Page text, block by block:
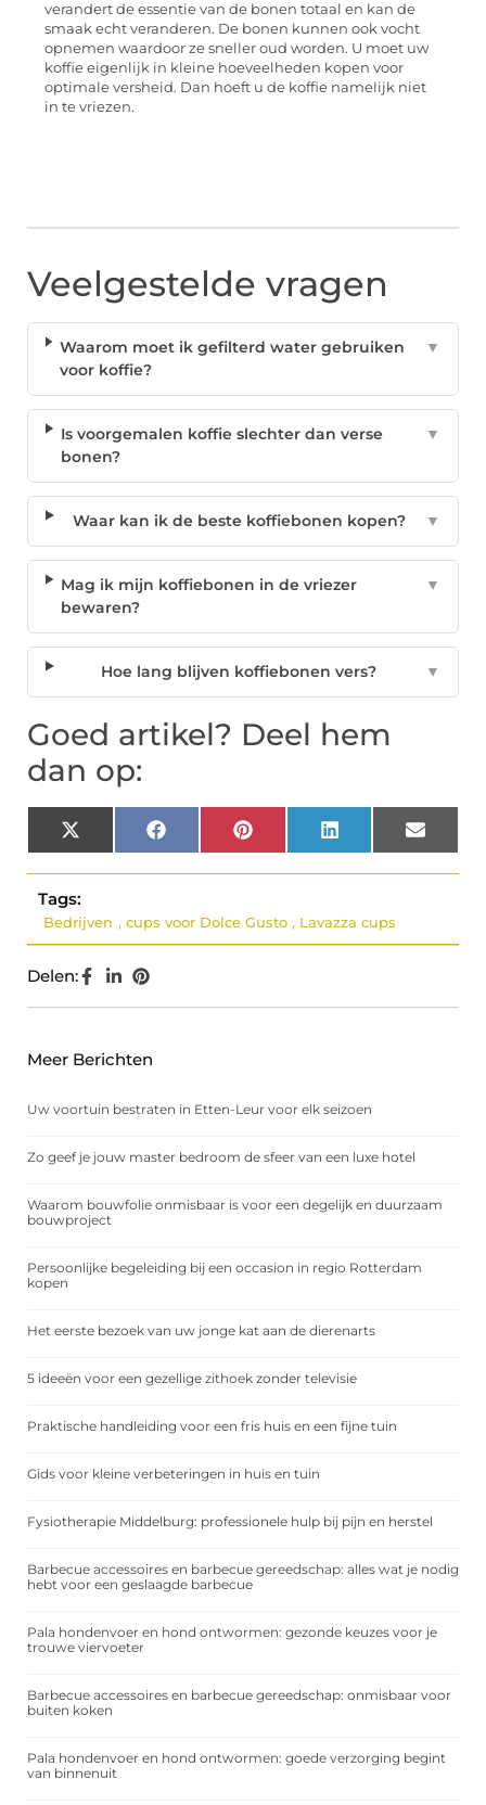
verandert de essentie van de bonen totaal en kan de
smaak echt veranderen. De bonen kunnen ook vocht
opnemen waardoor ze sneller oud worden. U moet uw
koffie eigenlijk in kleine hoeveelheden kopen voor
optimale versheid. Dan hoeft u de koffie namelijk niet
in te vriezen.
Veelgestelde vragen
Waarom moet ik gefilterd water gebruiken
voor koffie?
▼
Is voorgemalen koffie slechter dan verse
bonen?
▼
Waar kan ik de beste koffiebonen kopen? ▼
Mag ik mijn koffiebonen in de vriezer
bewaren?
▼
Hoe lang blijven koffiebonen vers? ▼
Goed artikel? Deel hem
dan op:
X
(Twitter)
Facebook Pinterest LinkedIn Email
Tags:
Bedrijven , cups voor Dolce Gusto , Lavazza cups
Delen:
Meer Berichten
Uw voortuin bestraten in Etten-Leur voor elk seizoen
Zo geef je jouw master bedroom de sfeer van een luxe hotel
Waarom bouwfolie onmisbaar is voor een degelijk en duurzaam
bouwproject
Persoonlijke begeleiding bij een occasion in regio Rotterdam
kopen
Het eerste bezoek van uw jonge kat aan de dierenarts
5 ideeën voor een gezellige zithoek zonder televisie
Praktische handleiding voor een fris huis en een fijne tuin
Gids voor kleine verbeteringen in huis en tuin
Fysiotherapie Middelburg: professionele hulp bij pijn en herstel
Barbecue accessoires en barbecue gereedschap: alles wat je nodig
hebt voor een geslaagde barbecue
Pala hondenvoer en hond ontwormen: gezonde keuzes voor je
trouwe viervoeter
Barbecue accessoires en barbecue gereedschap: onmisbaar voor
buiten koken
Pala hondenvoer en hond ontwormen: goede verzorging begint
van binnenuit